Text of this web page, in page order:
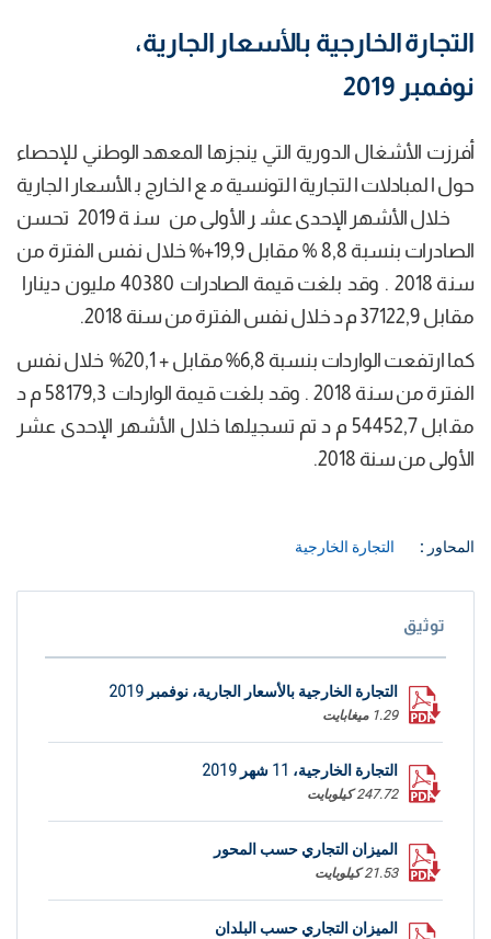
التجارة الخارجية بالأسعار الجارية،
نوفمبر 2019
أفرزت الأشغال الدورية التي ينجزها المعهد الوطني للإحصاء
حول المبادلات التجارية التونسية مع الخارج بالأسعار الجارية
خلال الأشهر الإحدى عشر الأولى من سنة 2019 تحسن
الصادرات بنسبة 8,8 % مقابل 19,9+% خلال نفس الفترة من
سنة 2018 . وقد بلغت قيمة الصادرات 40380 مليون دينارا
مقابل 37122,9 م د خلال نفس الفترة من سنة 2018.
كما ارتفعت الواردات بنسبة 6,8% مقابل + 20,1% خلال نفس
الفترة من سنة 2018 . وقد بلغت قيمة الواردات 58179,3 م د
مقابل 54452,7 م د تم تسجيلها خلال الأشهر الإحدى عشر
الأولى من سنة 2018.
المحاور : التجارة الخارجية
توثيق
التجارة الخارجية بالأسعار الجارية، نوفمبر 2019
1.29 ميغابايت
التجارة الخارجية، 11 شهر 2019
247.72 كيلوبايت
الميزان التجاري حسب المحور
21.53 كيلوبايت
الميزان التجاري حسب البلدان